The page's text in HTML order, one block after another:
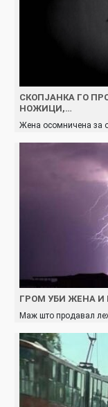
СКОПЈAНКА ГО
НОЖИЦИ,…
Жена осомничена за
ГРОМ УБИ ЖЕНА
Маж што продавал